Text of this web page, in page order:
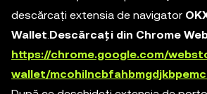
descărcați extensia de navigator
Wallet.Descărcați din Chrome
https://chrome.google.com/
wallet/